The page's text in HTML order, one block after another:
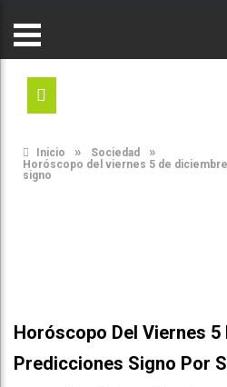
Inicio » Sociedad »
Horóscopo del viernes 5 de
signo
Horóscopo Del Viernes 5
Predicciones Signo Por